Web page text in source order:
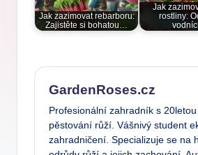
Jak zazimovat rebarboru:
Zajistěte si bohatou…
Jak
rostliny:
GardenRoses.cz
Profesionální zahradník s
pěstování růží. Vášnivý student
zahradničení. Specializuje se na